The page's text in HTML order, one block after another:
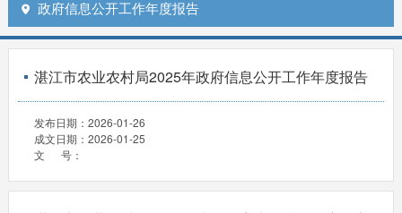
 政府信息公开工作年度报告
湛江市农业农村局2025年政府信息公开工作年度报告
发布日期： 2026-01-26
成文日期： 2026-01-25
文 号：